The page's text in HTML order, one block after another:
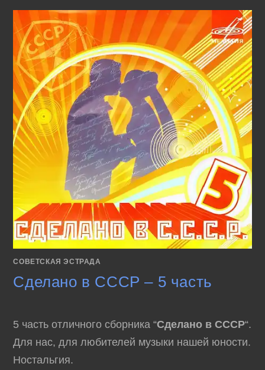
(1971-
1986)
СОВЕТСКАЯ ЭСТРАДА
Сделано в СССР – 5 часть
5 часть отличного сборника “Сделано в СССР“.
Для нас, для любителей музыки нашей юности.
Ностальгия.